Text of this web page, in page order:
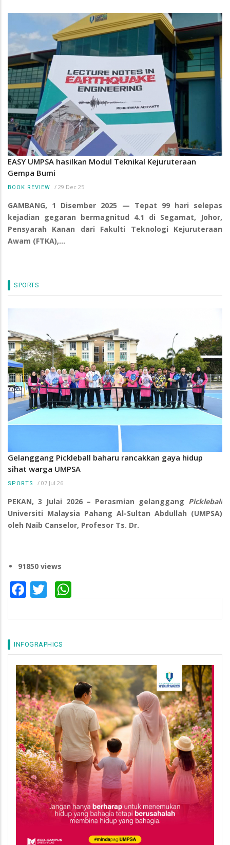
EASY UMPSA hasilkan Modul Teknikal Kejuruteraan
Gempa Bumi
BOOK REVIEW / 29 Dec 25
GAMBANG, 1 Disember 2025 — Tepat 99 hari selepas
kejadian gegaran bermagnitud 4.1 di Segamat, Johor,
Pensyarah Kanan dari Fakulti Teknologi Kejuruteraan
Awam (FTKA),…
SPORTS
Gelanggang Pickleball baharu rancakkan gaya hidup
sihat warga UMPSA
SPORTS / 07 Jul 26
PEKAN, 3 Julai 2026 – Perasmian gelanggang Pickleball
Universiti Malaysia Pahang Al-Sultan Abdullah (UMPSA)
oleh Naib Canselor, Profesor Ts. Dr.
91850 views
Facebook
Twitter
INFOGRAPHICS